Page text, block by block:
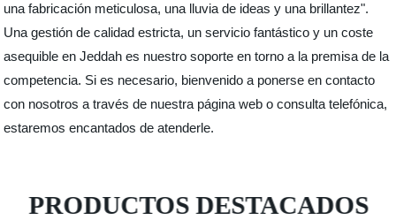
una fabricación meticulosa, una lluvia de ideas y una brillantez".
Una gestión de calidad estricta, un servicio fantástico y un coste
asequible en Jeddah es nuestro soporte en torno a la premisa de la
competencia. Si es necesario, bienvenido a ponerse en contacto
con nosotros a través de nuestra página web o consulta telefónica,
estaremos encantados de atenderle.
PRODUCTOS DESTACADOS